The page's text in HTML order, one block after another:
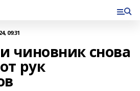
09:31
чиновник снова
рук